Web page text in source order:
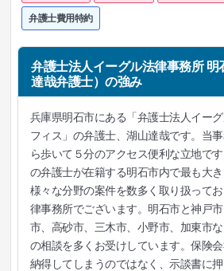
弁護士費用特約
弁護士法人イーグル法律事務所 明
達哉弁護士）の強み
兵庫県明石市にある「弁護士法人イー
フィス」の弁護士、湖山達哉です。当
ら歩いて５分のアクセス便利な立地で
の弁護士が在籍する明石市内で最も大き
様々な分野の案件を数多く取り扱って
律事務所でございます。明石市と神戸市
市、高砂市、三木市、小野市、加東市
の相談を多くお受けしています。保険
納得してしまうのではなく、示談書に